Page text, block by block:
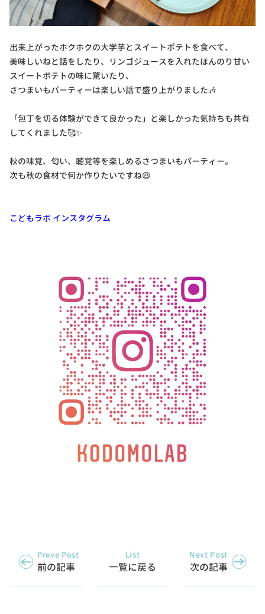
出来上がったホクホクの大学芋とスイートポテトを食べて、
美味しいねと話をしたり、リンゴジュースを入れたほんのり甘い
スイートポテトの味に驚いたり、
さつまいもパーティーは楽しい話で盛り上がりました🎶
「包丁を切る体験ができて良かった」と楽しかった気持ちも共有
してくれました🥰✨
秋の味覚、匂い、聴覚等を楽しめるさつまいもパーティー。
次も秋の食材で何か作りたいですね😆
こどもラボ インスタグラム
Preve Post
前の記事
List
一覧に戻る
Next Post
次の記事